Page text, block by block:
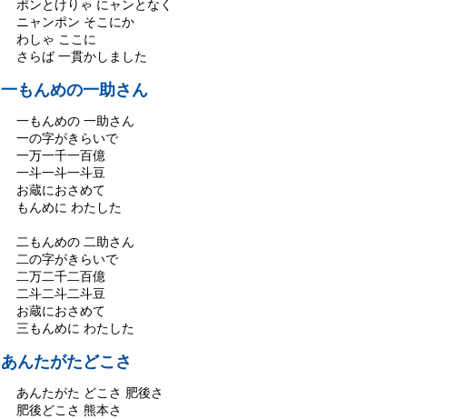
ポンとけりゃ にャンとなく
ニャンポン そこにか
わしゃ ここに
さらば 一貫かしました
一もんめの一助さん
一もんめの 一助さん
一の字がきらいで
一万一千一百億
一斗一斗一斗豆
お蔵におさめて
もんめに わたした
二もんめの 二助さん
二の字がきらいで
二万二千二百億
二斗二斗二斗豆
お蔵におさめて
三もんめに わたした
あんたがたどこさ
あんたがた どこさ 肥後さ
肥後どこさ 熊本さ